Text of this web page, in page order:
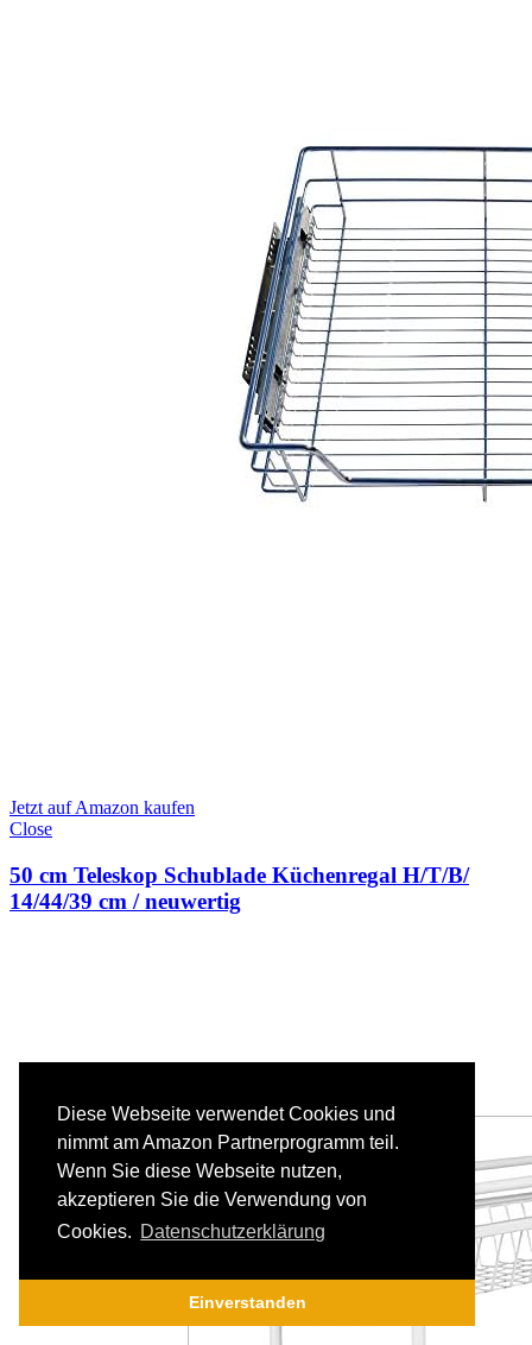
Diese Webseite verwendet Cookies und
nimmt am Amazon Partnerprogramm teil.
Wenn Sie diese Webseite nutzen,
akzeptieren Sie die Verwendung von
Cookies. Datenschutzerklärung
Einverstanden
Jetzt auf Amazon kaufen
Close
50 cm Teleskop Schublade Küchenregal H/T/B/
14/44/39 cm / neuwertig